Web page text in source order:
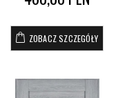
ZOBACZ SZCZEGÓŁY